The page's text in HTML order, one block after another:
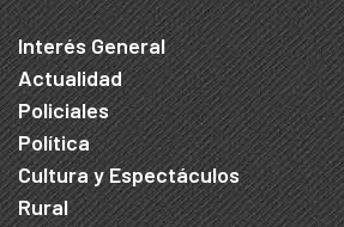
Interés General
Actualidad
Policiales
Política
Cultura y Espectáculos
Rural